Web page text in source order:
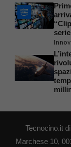
serie
Tecnocino.it
Marchese 10,